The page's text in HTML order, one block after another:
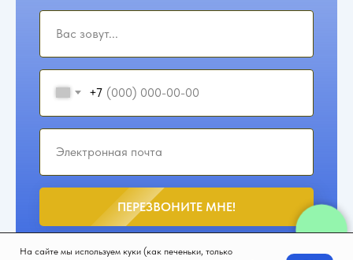
+7
ПЕРЕЗВОНИТЕ МНЕ!
На сайте мы используем куки (как печеньки, только